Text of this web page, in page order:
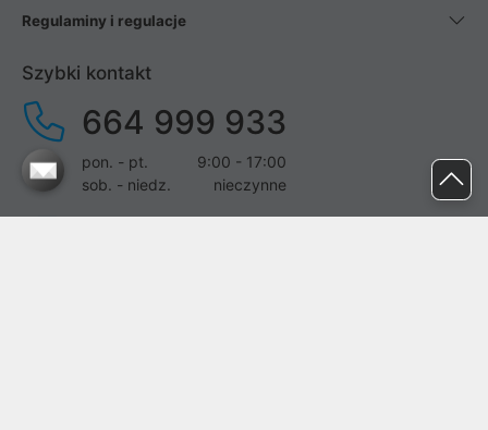
Regulaminy i regulacje
Szybki kontakt
664 999 933
pon. - pt.
9:00 - 17:00
sob. - niedz.
nieczynne